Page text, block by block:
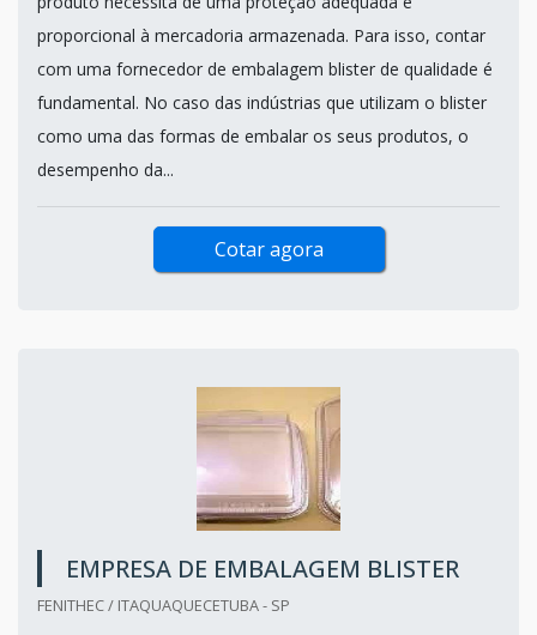
proporcional à mercadoria armazenada. Para isso, contar
com uma fornecedor de embalagem blister de qualidade é
fundamental. No caso das indústrias que utilizam o blister
como uma das formas de embalar os seus produtos, o
desempenho da...
Cotar agora
EMPRESA DE EMBALAGEM BLISTER
FENITHEC / ITAQUAQUECETUBA - SP